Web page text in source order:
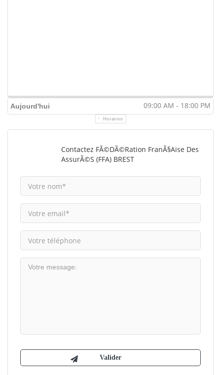
Aujourd'hui 09:00 AM - 18:00 PM
Horaires
Contactez FÃ©dÃ©ration FranÃ§aise Des
AssurÃ©s (FFA) BREST